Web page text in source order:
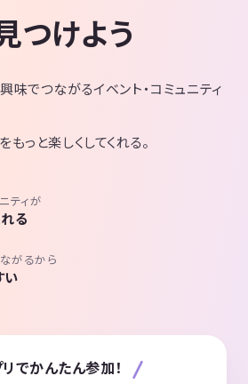
つけよう
味でつながるイベント・コミュニティ
っと楽しくしてくれる。
ティが
る
がるから
い
でかんたん参加！